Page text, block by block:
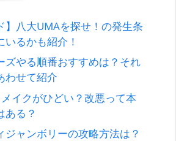
】八大UMAを探せ！の発生条
るかも紹介！
ズやる順番おすすめは？それ
わせて紹介
イクがひどい？改悪って本
ある？
ジャンボリーの攻略方法は？